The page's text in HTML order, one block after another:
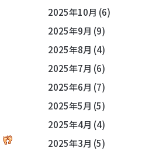
2025年10月 (6)
2025年9月 (9)
2025年8月 (4)
2025年7月 (6)
2025年6月 (7)
2025年5月 (5)
2025年4月 (4)
2025年3月 (5)